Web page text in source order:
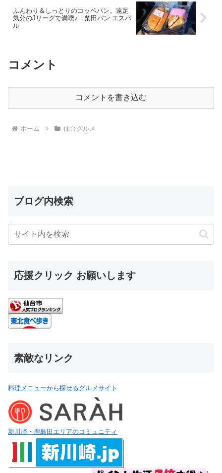
ふんわり＆しっとりのコッペパン。遠足
気分のJリーグで満喫♪｜柴田パン エスパ
ル
コメント
コメントを書き込む
ホーム 仙台グルメ
ブログ内検索
応援クリック お願いします
素敵なリンク
料理メニューから探せるグルメサイト
新川崎・鹿島田エリアのコミュニティ